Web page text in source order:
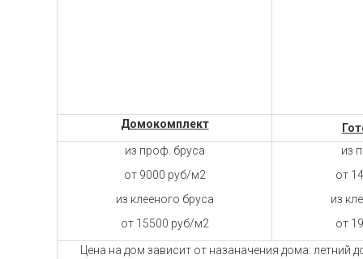
Домокомплект
из проф. бруса
от 9000 руб/м2
из клееного бруса
от 15500 руб/м2
из
от
из
от
Цена на дом зависит от назаначения дома: